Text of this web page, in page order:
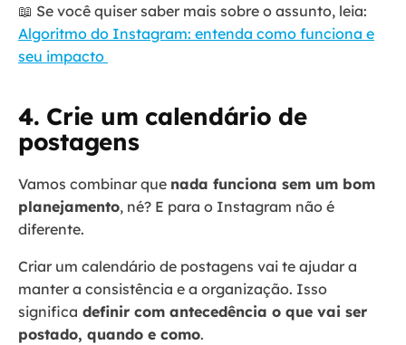
📖 Se você quiser saber mais sobre o assunto, leia:
Algoritmo do Instagram: entenda como funciona e
seu impacto
4. Crie um calendário de
postagens
Vamos combinar que nada funciona sem um bom
planejamento, né? E para o Instagram não é
diferente.
Criar um calendário de postagens vai te ajudar a
manter a consistência e a organização. Isso
significa definir com antecedência o que vai ser
postado, quando e como.